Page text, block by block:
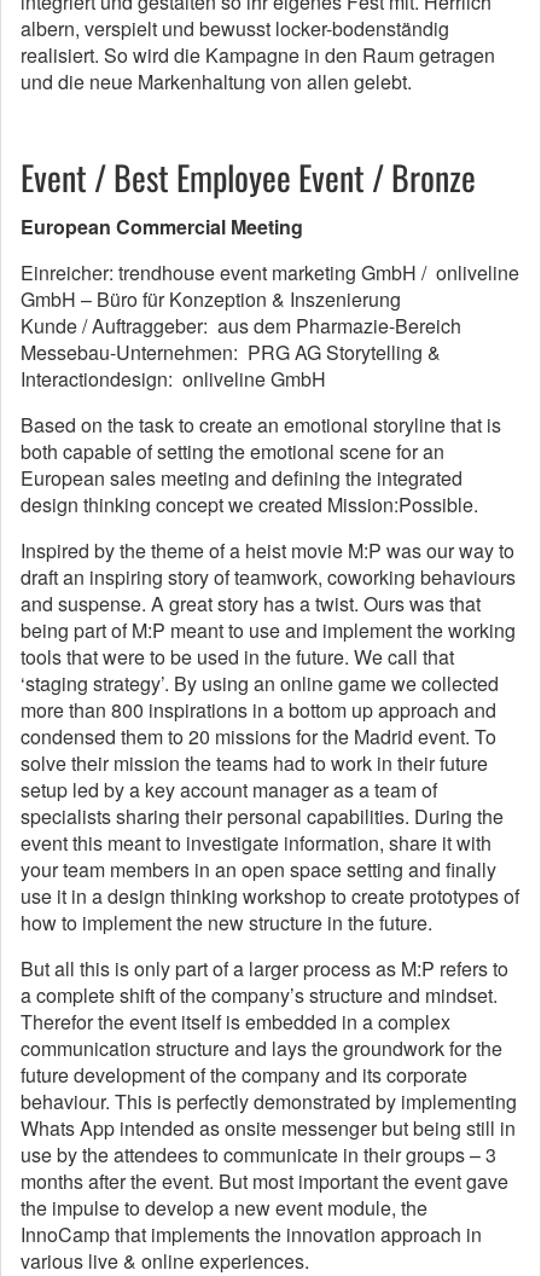
albern, verspielt und bewusst locker-bodenständig
realisiert. So wird die Kampagne in den Raum getragen
und die neue Markenhaltung von allen gelebt.
Event / Best Employee Event / Bronze
European Commercial Meeting
Einreicher: trendhouse event marketing GmbH / onliveline
GmbH – Büro für Konzeption & Inszenierung
Kunde / Auftraggeber: aus dem Pharmazie-Bereich
Messebau-Unternehmen: PRG AG Storytelling &
Interactiondesign: onliveline GmbH
Based on the task to create an emotional storyline that is
both capable of setting the emotional scene for an
European sales meeting and defining the integrated
design thinking concept we created Mission:Possible.
Inspired by the theme of a heist movie M:P was our way to
draft an inspiring story of teamwork, coworking behaviours
and suspense. A great story has a twist. Ours was that
being part of M:P meant to use and implement the working
tools that were to be used in the future. We call that
‘staging strategy’. By using an online game we collected
more than 800 inspirations in a bottom up approach and
condensed them to 20 missions for the Madrid event. To
solve their mission the teams had to work in their future
setup led by a key account manager as a team of
specialists sharing their personal capabilities. During the
event this meant to investigate information, share it with
your team members in an open space setting and finally
use it in a design thinking workshop to create prototypes of
how to implement the new structure in the future.
But all this is only part of a larger process as M:P refers to
a complete shift of the company’s structure and mindset.
Therefor the event itself is embedded in a complex
communication structure and lays the groundwork for the
future development of the company and its corporate
behaviour. This is perfectly demonstrated by implementing
Whats App intended as onsite messenger but being still in
use by the attendees to communicate in their groups – 3
months after the event. But most important the event gave
the impulse to develop a new event module, the
InnoCamp that implements the innovation approach in
various live & online experiences.